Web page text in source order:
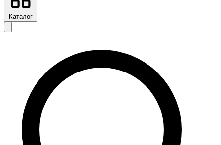
Каталог